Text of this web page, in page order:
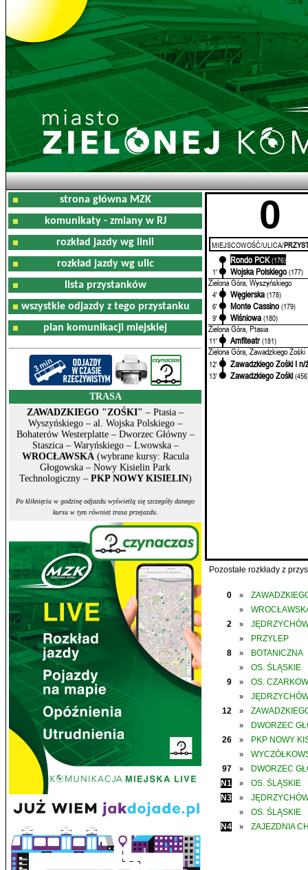
strona główna MZK
komunikaty - zmiany w RJ
rozkład jazdy wg linii
rozkład jazdy wg ulic
lista przystanków
wszystkie odjazdy z tego przystanku
plan komunikacji miejskiej
TRASA
ZAWADZKIEGO "ZOŚKI" – Ptasia –
Wyszyńskiego – al. Wojska Polskiego –
Bohaterów Westerplatte – Dworzec Główny –
Staszica – Waryńskiego – Lwowska –
WROCŁAWSKA(wybrane kursy: Racula
Głogowska – Nowy Kisielin Park
Technologiczny – PKP NOWY KISIELIN)
Po kliknięciu w godzinę odjazdu wyświetlą się szczegóły danego
kursu w tym również trasa przejazdu.
0
MIEJSCOWOŚĆ/ULICA/
Rondo PCK (176)
1'
Wojska Polskiego (177)
Zielona Góra, Wyszyńskiego
4' Węgierska (178)
6'
Monte Cassino (179)
9'
Wiśniowa (180)
Zielona Góra, Ptasia
11' Amfiteatr (181)
Zielona Góra, Zawadzkiego Zośki
12' Zawadzkiego Zośki I n/
13' Zawadzkiego Zośki
Pozostałe rozkłady z
0 »
»
2
»
»
PRZYLEP
8
» BOTANICZNA
»
OS. ŚLĄSKIE
9
» OS.
»
12
»
»
DWORZEC
26
» PKP NOWY
»
97
»
DWORZEC
N1
»
OS. ŚLĄSKIE
N3
»
»
OS. ŚLĄSKIE
N4
» ZAJEZDNIA